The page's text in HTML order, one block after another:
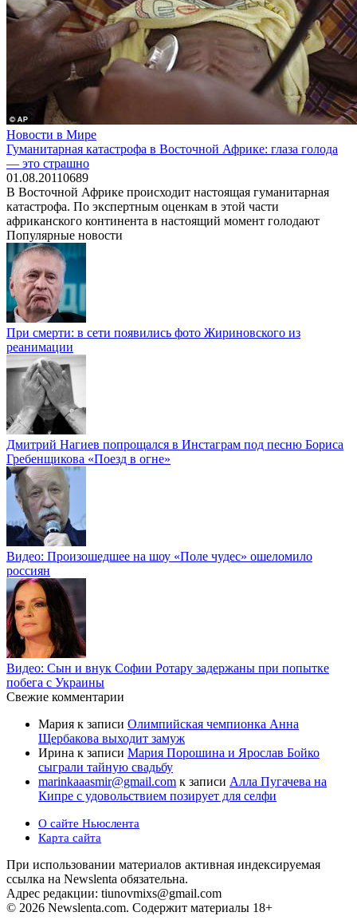
Новости в Мире
Гуманитарная катастрофа в Восточной Африке: глаза голода
— это страшно
01.08.20110689
В Восточной Африке происходит настоящая гуманитарная
катастрофа. По экспертным оценкам в этой части
африканского континента в настоящий момент голодают
Популярные новости
При смерти: в сети появились фото Жириновского из
реанимации
Дмитрий Нагиев попрощался в Инстаграм под песню Бориса
Гребенщикова «Поезд в огне»
Видео: Произошедшее на шоу «Поле чудес» ошеломило
россиян
Видео: Сын и внук Софии Ротару задержаны при попытке
побега с Украины
Свежие комментарии
Мария к записи Олимпийская чемпионка Анна
Щербакова выходит замуж
Ирина к записи Мария Порошина и Ярослав Бойко
сыграли тайную свадьбу
marinkaaasmir@gmail.com к записи Алла Пугачева на
Кипре с удовольствием позирует для селфи
О сайте Ньюслента
Карта сайта
При использовании материалов активная индексируемая
ссылка на Newslenta обязательна.
Адрес редакции: tiunovmixs@gmail.com
© 2026 Newslenta.com. Содержит материалы 18+